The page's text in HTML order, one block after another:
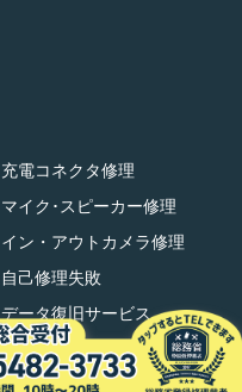
充電コネクタ修理
マイク･スピーカー修理
イン・アウトカメラ修理
自己修理失敗
データ復旧サービス